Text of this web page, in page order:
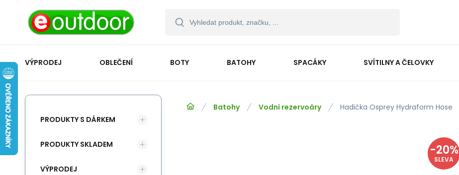
VÝPRODEJ OBLEČENÍ BOTY BATOHY SPACÁKY SVÍTILNY A ČELOVKY
Batohy Vodní rezervoáry Hadička Osprey Hydraform Hose
-20%
SLEVA
PRODUKTY S DÁRKEM
PRODUKTY SKLADEM
VÝPRODEJ